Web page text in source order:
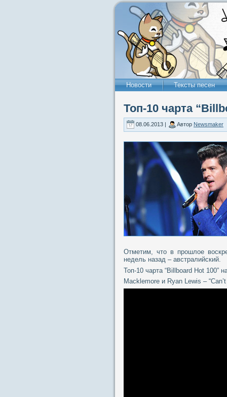
Новости Тексты песен
Топ-10 чарта
08.06.2013 | Автор Newsmaker
Отметим, что в прошлое
недель назад – австралийский.
Топ-10 чарта “Billboard Hot 100”
Macklemore и Ryan Lewis –